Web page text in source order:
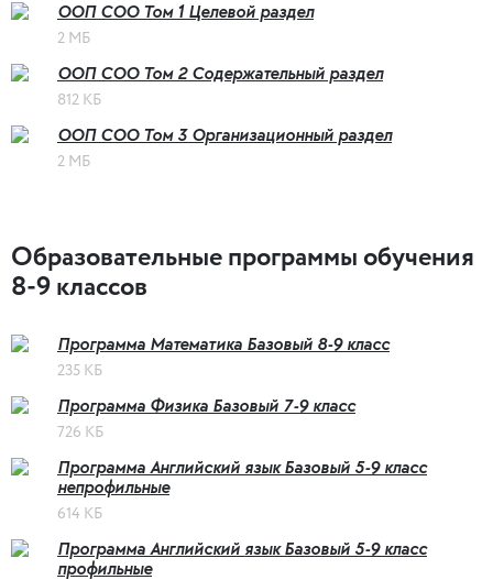
ООП СОО Том 1 Целевой раздел
2 МБ
ООП СОО Том 2 Содержательный раздел
812 КБ
ООП СОО Том 3 Организационный раздел
2 МБ
Образовательные программы обучения
8-9 классов
Программа Математика Базовый 8-9 класс
235 КБ
Программа Физика Базовый 7-9 класс
726 КБ
Программа Английский язык Базовый 5-9 класс
непрофильные
614 КБ
Программа Английский язык Базовый 5-9 класс
профильные